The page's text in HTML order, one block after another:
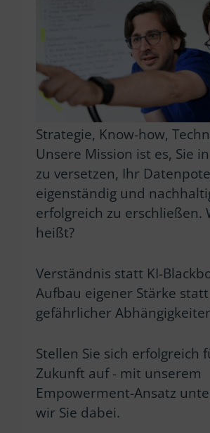
Strategie, Know-how,
Unsere Mission ist es, Sie
zu versetzen, Ihr
eigenständig und
erfolgreich zu erschließen.
heißt?
Verständnis statt KI-
Aufbau eigener Stärke statt
gefährlicher
Stellen Sie sich erfolgreich
Zukunft auf - mit unserem
Empowerment-Ansatz
wir Sie dabei.